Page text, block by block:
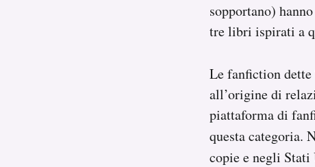
sopportano)
tre libri ispirati a
Le fanfiction dette
all’origine di
piattaforma di
questa categoria.
copie e negli